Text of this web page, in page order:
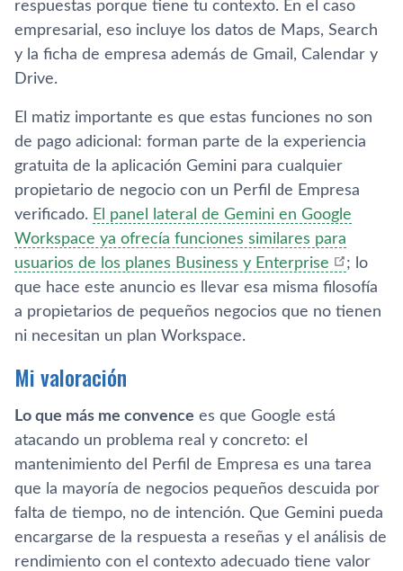
respuestas porque tiene tu contexto. En el caso
empresarial, eso incluye los datos de Maps, Search
y la ficha de empresa además de Gmail, Calendar y
Drive.
El matiz importante es que estas funciones no son
de pago adicional: forman parte de la experiencia
gratuita de la aplicación Gemini para cualquier
propietario de negocio con un Perfil de Empresa
verificado. El panel lateral de Gemini en Google
Workspace ya ofrecía funciones similares para
usuarios de los planes Business y Enterprise
; lo
que hace este anuncio es llevar esa misma filosofía
a propietarios de pequeños negocios que no tienen
ni necesitan un plan Workspace.
Mi valoración
Lo que más me convence es que Google está
atacando un problema real y concreto: el
mantenimiento del Perfil de Empresa es una tarea
que la mayoría de negocios pequeños descuida por
falta de tiempo, no de intención. Que Gemini pueda
encargarse de la respuesta a reseñas y el análisis de
rendimiento con el contexto adecuado tiene valor